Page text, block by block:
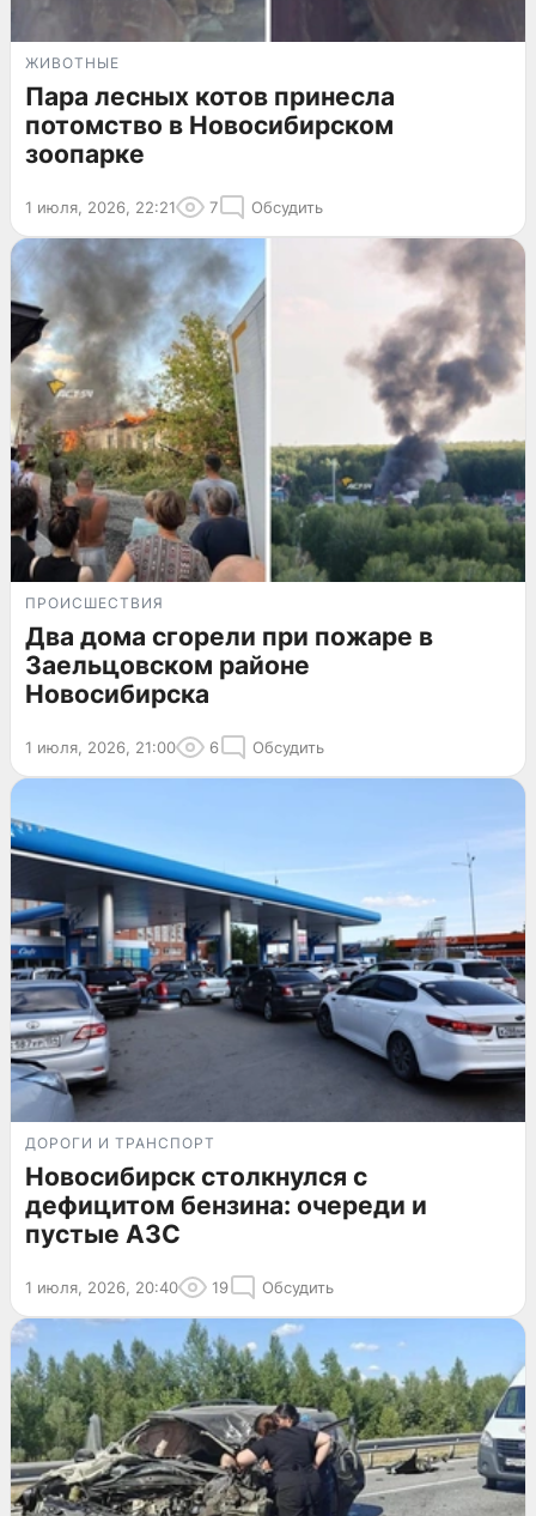
ЖИВОТНЫЕ
Пара лесных котов принесла
потомство в Новосибирском
зоопарке
1 июля, 2026, 22:21 7 Обсудить
ПРОИСШЕСТВИЯ
Два дома сгорели при пожаре в
Заельцовском районе
Новосибирска
1 июля, 2026, 21:00 6 Обсудить
ДОРОГИ И ТРАНСПОРТ
Новосибирск столкнулся с
дефицитом бензина: очереди и
пустые АЗС
1 июля, 2026, 20:40 19 Обсудить